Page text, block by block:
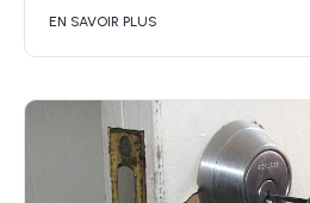
EN SAVOIR PLUS